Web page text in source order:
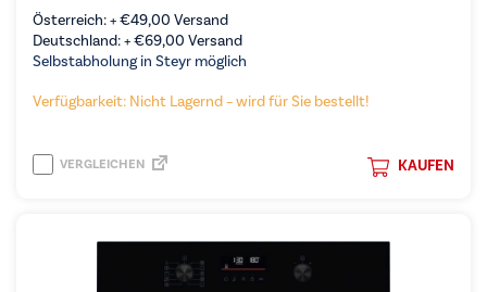
Österreich: +€49,00 Versand
Deutschland: +€69,00 Versand
Selbstabholung in Steyr möglich
Verfügbarkeit: Nicht Lagernd – wird für Sie bestellt!
KAUFEN
VERGLEICHEN